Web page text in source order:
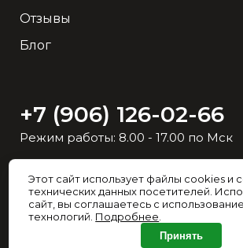
Отзывы
Блог
+7 (906) 126-02-66
Режим работы: 8.00 - 17.00 по Мск
Напишите в удобный
для вас мессенджер:
Этот сайт использует файлы cookies и
технических данных посетителей.
сайт, вы соглашаетесь с
технологий. Подробнее
Принять